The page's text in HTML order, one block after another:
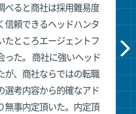
べると商社は採用難易度
信頼できるヘッドハンタ
たところエージェントフ
った。 商社に強いヘッド
が、商社ならではの転職
選考内容から的確なアド
無事内定頂いた。内定頂